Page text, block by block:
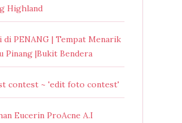
Highland
di PENANG | Tempat Menarik
Pinang |Bukit Bendera
contest ~ 'edit foto contest'
Eucerin ProAcne A.I